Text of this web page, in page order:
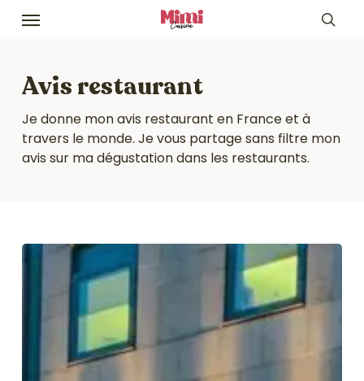
Skip
content
Menu
Avis restaurant
Je donne mon avis restaurant en France et à
travers le monde. Je vous partage sans filtre mon
avis sur ma dégustation dans les restaurants.